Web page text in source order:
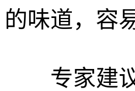
的味道，容
专家建议